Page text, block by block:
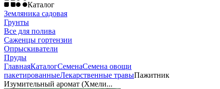
Каталог
Земляника садовая
Грунты
Все для полива
Саженцы гортензии
Опрыскиватели
Пруды
ГлавнаяКаталогСеменаСемена овощи
пакетированныеЛекарственные травыПажитник
Изумительный аромат (Хмели...